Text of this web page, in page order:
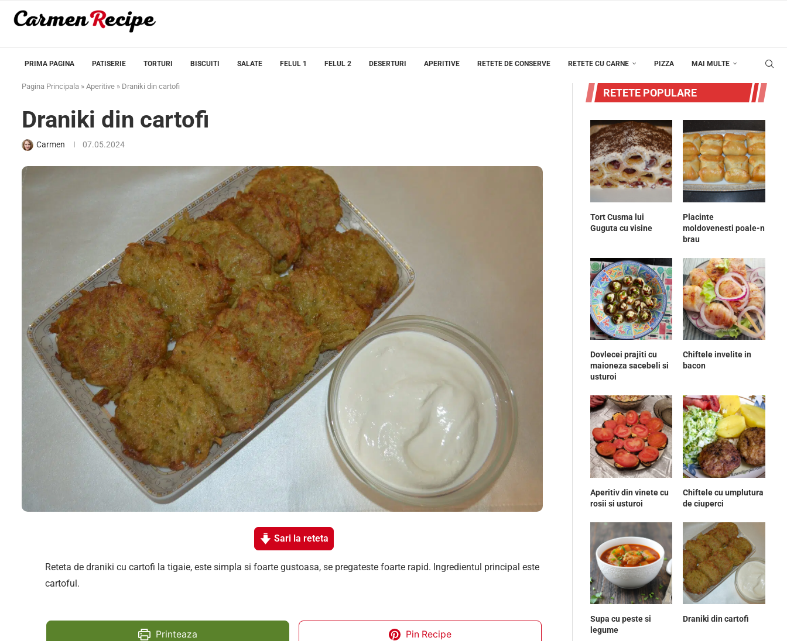
PRIMA PAGINA PATISERIE TORTURI BISCUITI SALATE FELUL 1 FELUL 2 DESERTURI APERITIVE RETETE DE CONSERVE RETETE CU CARNE PIZZA MAI MULTE
Pagina Principala » Aperitive » Draniki din cartofi
Draniki din cartofi
Carmen 07.05.2024
Sari la reteta
Reteta de draniki cu cartofi la tigaie, este simpla si foarte gustoasa, se pregateste foarte rapid. Ingredientul principal este
cartoful.
Printeaza Pin Recipe
RETETE POPULARE
Tort Cusma lui
Guguta cu visine
Placinte
moldovenesti poale-n
brau
Dovlecei prajiti cu
maioneza sacebeli si
usturoi
Chiftele invelite in
bacon
Aperitiv din vinete cu
rosii si usturoi
Chiftele cu umplutura
de ciuperci
Supa cu peste si
legume
Draniki din cartofi